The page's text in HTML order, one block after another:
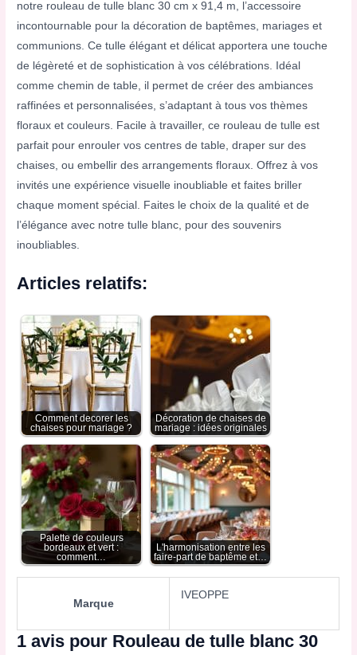
notre rouleau de tulle blanc 30 cm x 91,4 m, l’accessoire
incontournable pour la décoration de baptêmes, mariages et
communions. Ce tulle élégant et délicat apportera une touche
de légèreté et de sophistication à vos célébrations. Idéal
comme chemin de table, il permet de créer des ambiances
raffinées et personnalisées, s’adaptant à tous vos thèmes
floraux et couleurs. Facile à travailler, ce rouleau de tulle est
parfait pour enrouler vos centres de table, draper sur des
chaises, ou embellir des arrangements floraux. Offrez à vos
invités une expérience visuelle inoubliable et faites briller
chaque moment spécial. Faites le choix de la qualité et de
l’élégance avec notre tulle blanc, pour des souvenirs
inoubliables.
Articles relatifs:
Comment decorer les
chaises pour mariage ?
Décoration de chaises de
mariage : idées originales
Palette de couleurs
bordeaux et vert :
comment…
L'harmonisation entre les
faire-part de baptême et…
Marque
IVEOPPE
1 avis pour Rouleau de tulle blanc 30